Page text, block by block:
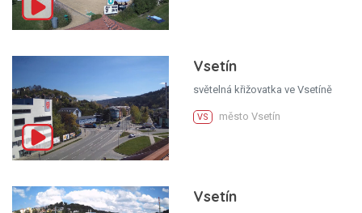
Vsetín
světelná křižovatka ve Vsetíně
VS město Vsetín
Vsetín